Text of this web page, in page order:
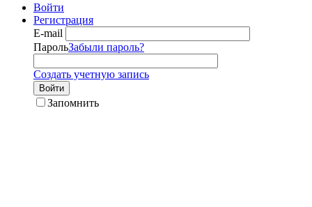
Войти
Регистрация
E-mail
ПарольЗабыли пароль?
Создать учетную запись
Войти
Запомнить